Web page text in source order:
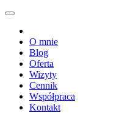
O mnie
Blog
Oferta
Wizyty
Cennik
Współpraca
Kontakt